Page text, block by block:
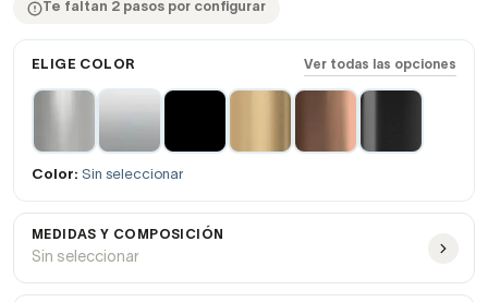
Te faltan 2 pasos por configurar
ELIGE COLOR Ver todas las opciones
Color: Sin seleccionar
MEDIDAS Y COMPOSICIÓN
Sin seleccionar